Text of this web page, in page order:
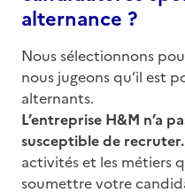
alternance ?
Nous sélectionnons
nous jugeons qu’il est
alternants.
L’entreprise H&M n’a
susceptible de recruter.
activités et les métiers
soumettre votre